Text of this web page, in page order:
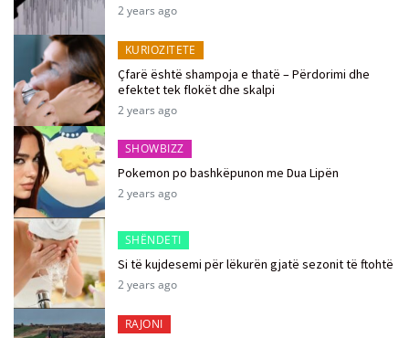
2 years ago
KURIOZITETE
Çfarë është shampoja e thatë – Përdorimi dhe
efektet tek flokët dhe skalpi
2 years ago
SHOWBIZZ
Pokemon po bashkëpunon me Dua Lipën
2 years ago
SHËNDETI
Si të kujdesemi për lëkurën gjatë sezonit të ftohtë
2 years ago
RAJONI